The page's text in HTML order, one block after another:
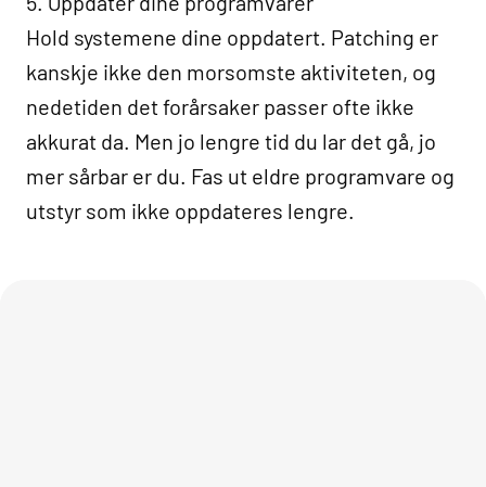
Hold systemene dine oppdatert. Patching er
kanskje ikke den morsomste aktiviteten, og
nedetiden det forårsaker passer ofte ikke
akkurat da. Men jo lengre tid du lar det gå, jo
mer sårbar er du. Fas ut eldre programvare og
utstyr som ikke oppdateres lengre.